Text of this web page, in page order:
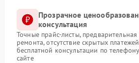
Прозрачное
консультация
Точные прайс-листы,
ремонта, отсутствие скрытых
бесплатной консультации по
сайте